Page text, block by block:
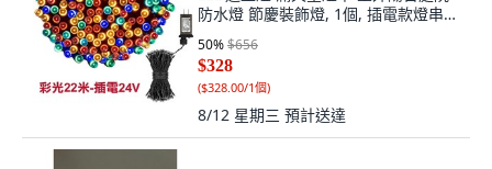
防水燈 節慶裝飾燈, 1個, 插電款燈串
22公尺200燈_彩光
50%$656
$328
($328.00/1個)
8/12 星期三 預計送達